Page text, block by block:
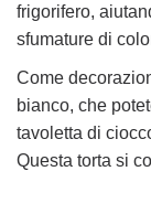
frigorifero,
sfumature di
Come
bianco, che
tavoletta di
Questa torta si